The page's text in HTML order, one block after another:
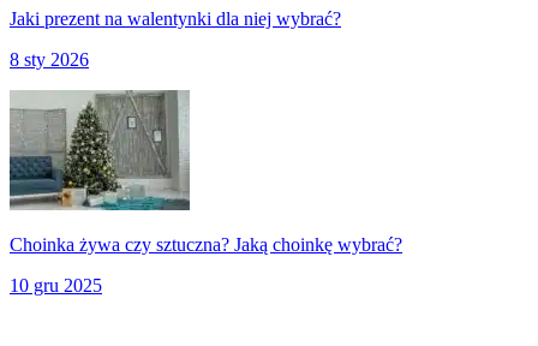
Jaki prezent na walentynki dla niej wybrać?
8 sty 2026
Choinka żywa czy sztuczna? Jaką choinkę wybrać?
10 gru 2025